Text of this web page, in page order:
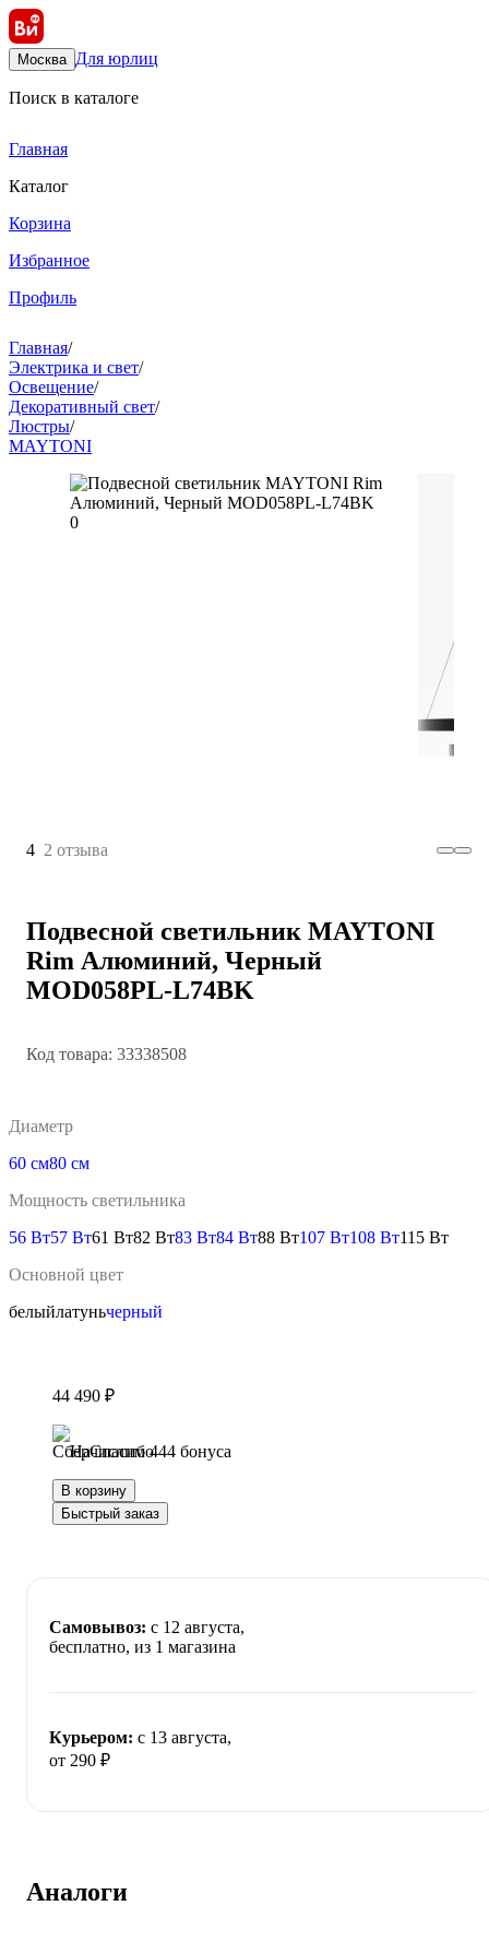
Москва Для юрлиц
Поиск в каталоге
Главная
Каталог
Корзина
Избранное
Профиль
Главная/
Электрика и свет/
Освещение/
Декоративный свет/
Люстры/
MAYTONI
4 2 отзыва
Подвесной светильник MAYTONI
Rim Алюминий, Черный
MOD058PL-L74BK
Код товара: 33338508
Диаметр
60 см80 см
Мощность светильника
56 Вт57 Вт61 Вт82 Вт83 Вт84 Вт88 Вт107 Вт108 Вт115 Вт
Основной цвет
белыйлатуньчерный
44 490 ₽
Начислим 444 бонуса
В корзину
Быстрый заказ
Самовывоз: c 12 августа,
бесплатно, из 1 магазина
Курьером: c 13 августа,
от 290 ₽
Аналоги